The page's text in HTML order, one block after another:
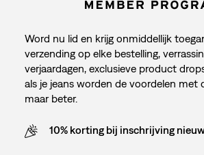
Word nu lid en krijg onmiddellijk
verzending op elke bestelling,
verjaardagen, exclusieve product
als je jeans worden de voordelen met
maar beter.
10% korting bij inschrijving